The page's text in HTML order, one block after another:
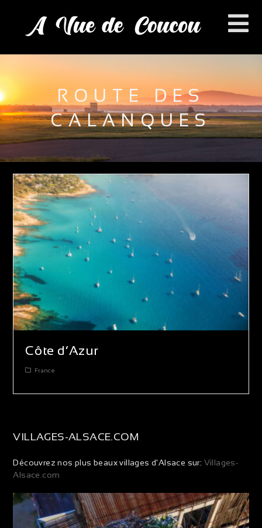
ROUTE DES
CALANQUES
Côte d’Azur
France
VILLAGES-ALSACE.COM
Découvrez nos plus beaux villages d'Alsace sur: Villages-
Alsace.com